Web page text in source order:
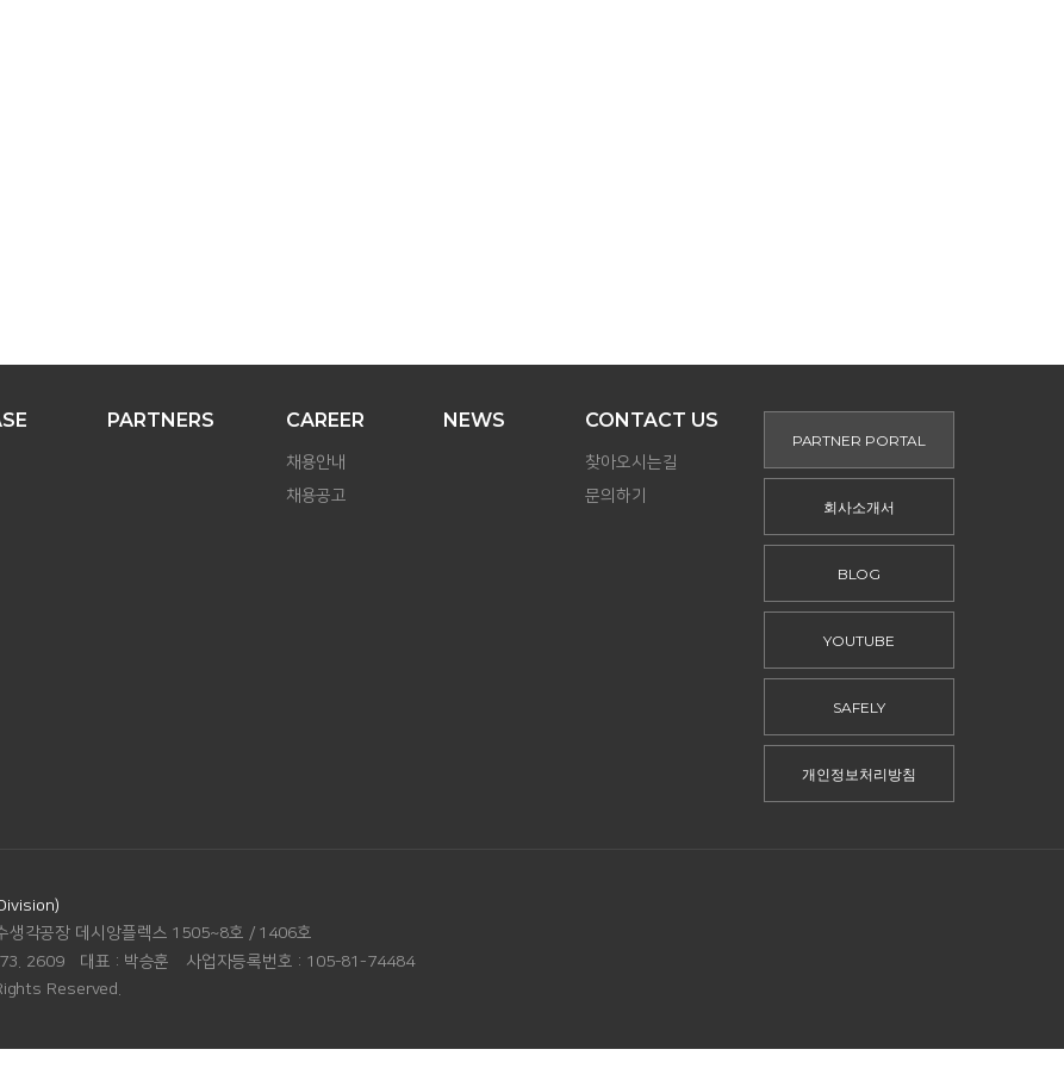
PARTNER PORTAL
회사소개서
BLOG
YOUTUBE
SAFELY
개인정보처리방침
PARTNERS CAREER
채용안내
채용공고
NEWS CONTACT US
찾아오시는길
문의하기
생각공장 데시앙플렉스 1505~8호 / 1406호
2609 대표 : 박승훈 사업자등록번호 : 105-81-74484
Reserved.